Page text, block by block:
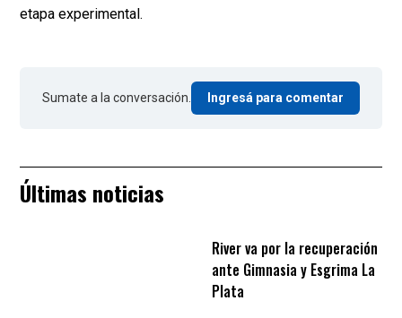
etapa experimental.
Sumate a la conversación. Ingresá para comentar
Últimas noticias
River va por la recuperación
ante Gimnasia y Esgrima La
Plata